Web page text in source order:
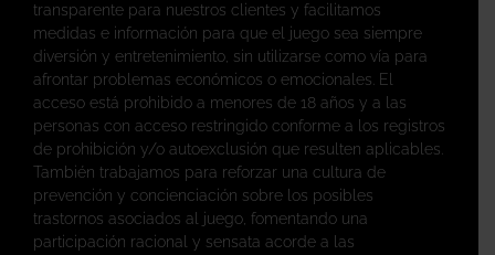
transparente para nuestros clientes y facilitamos
medidas e información para que el juego sea siempre
diversión y entretenimiento, sin utilizarse como vía para
afrontar problemas económicos o emocionales. El
acceso está prohibido a menores de 18 años y a las
personas con acceso restringido conforme a los registros
de prohibición y/o autoexclusión que resulten aplicables.
También trabajamos para reforzar una cultura de
prevención y concienciación sobre los posibles
trastornos asociados al juego, fomentando una
participación racional y sensata acorde a las